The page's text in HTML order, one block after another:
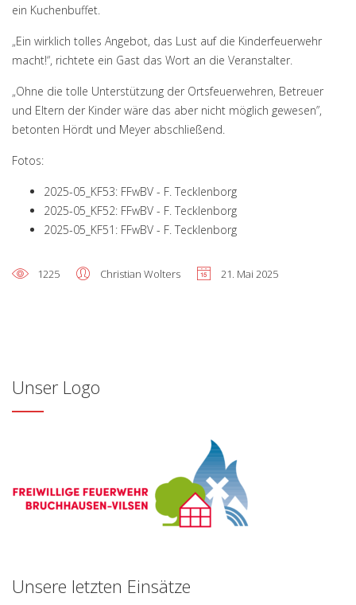
ein Kuchenbuffet.
„Ein wirklich tolles Angebot, das Lust auf die Kinderfeuerwehr
macht!“, richtete ein Gast das Wort an die Veranstalter.
„Ohne die tolle Unterstützung der Ortsfeuerwehren, Betreuer
und Eltern der Kinder wäre das aber nicht möglich gewesen”,
betonten Hördt und Meyer abschließend.
Fotos:
2025-05_KF53: FFwBV - F. Tecklenborg
2025-05_KF52: FFwBV - F. Tecklenborg
2025-05_KF51: FFwBV - F. Tecklenborg
1225 Christian Wolters 21. Mai 2025
Unser Logo
Unsere letzten Einsätze